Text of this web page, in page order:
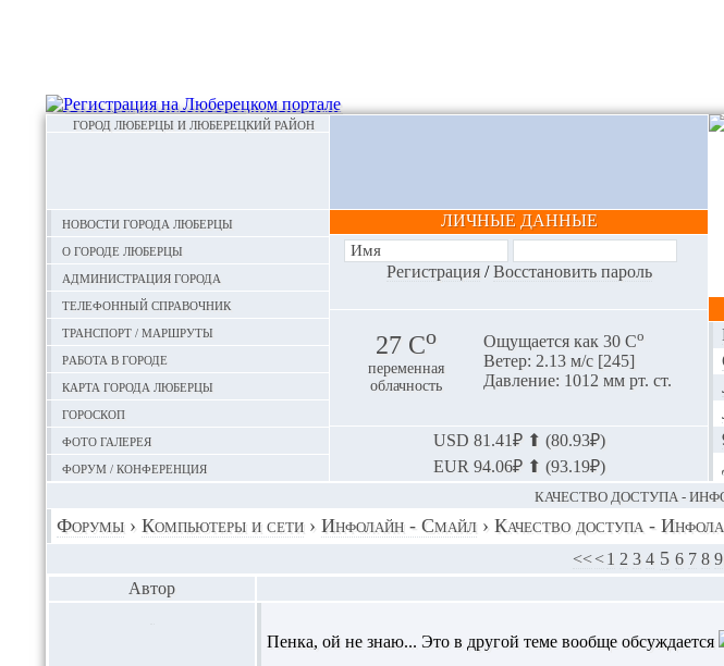
ГОРОД ЛЮБЕРЦЫ И ЛЮБЕРЕЦКИЙ РАЙОН
Новости города Люберцы
О городе Люберцы
Администрация города
Телефонный справочник
Транспорт / маршруты
Работа в городе
Карта города Люберцы
Гороскоп
Фото галерея
Форум / конференция
ЛИЧНЫЕ ДАННЫЕ
Регистрация/Восстановить пароль
27 Сo
переменная
облачность
Ощущается как 30 Сo
Ветер: 2.13 м/с [245]
Давление: 1012 мм рт. ст.
USD 81.41₽ ⬆ (80.93₽)
EUR 94.06₽ ⬆ (93.19₽)
КАЧЕСТВО ДОСТУПА -
Форумы › Компьютеры и сети › Инфолайн - Смайл › Качество доступа -
<<<1 2 3 4 5 6 7 8 9
Автор
Пенка, ой не знаю... Это в другой теме вообще обсуждается